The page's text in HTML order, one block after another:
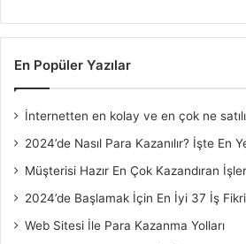
En Popüler Yazılar
İnternetten en kolay ve en çok ne
2024’de Nasıl Para Kazanılır? İşte En
Müşterisi Hazır En Çok Kazandıran İşler
2024’de Başlamak İçin En İyi 37 İş Fikri
Web Sitesi İle Para Kazanma Yolları